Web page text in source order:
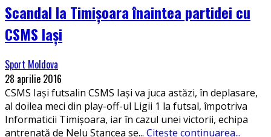
Scandal la Timișoara înaintea partidei cu
CSMS Iași
Sport Moldova
28 aprilie 2016
CSMS Iași futsalin CSMS Iași va juca astăzi, în deplasare,
al doilea meci din play-off-ul Ligii 1 la futsal, împotriva
Informaticii Timișoara, iar în cazul unei victorii, echipa
antrenată de Nelu Stancea se... Citește continuarea...